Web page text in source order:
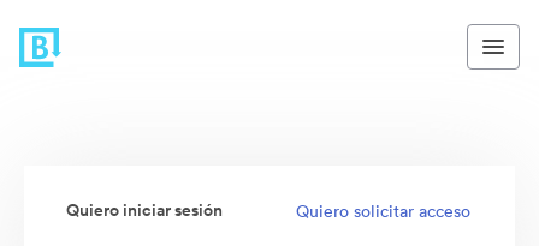
Quiero iniciar sesión Quiero solicitar acceso